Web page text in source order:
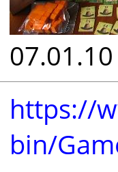
07.01.10
https://
bin/